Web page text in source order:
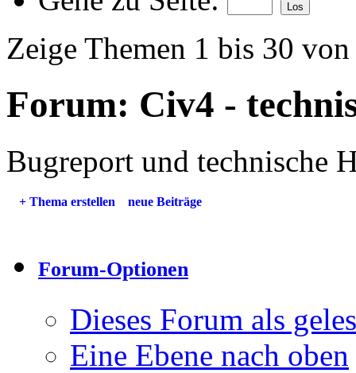
Zeige Themen 1 bis 30
Forum: Civ4 -
Bugreport und technische
+ Thema erstellen neue Beiträge
Forum-Optionen
Dieses Forum als
Eine Ebene nach oben